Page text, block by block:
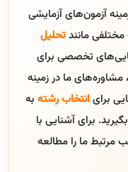
آزمون‌های آزمایشی
مانندتحلیل
تخصصی برای
ما در زمینه
برایانتخاب رشته به
برای آشنایی با
مرتبط ما را مطالعه